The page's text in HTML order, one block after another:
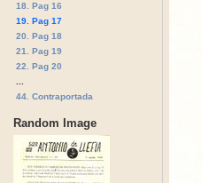
18. Pag 16
19. Pag 17
20. Pag 18
21. Pag 19
22. Pag 20
44. Contraportada
Random Image